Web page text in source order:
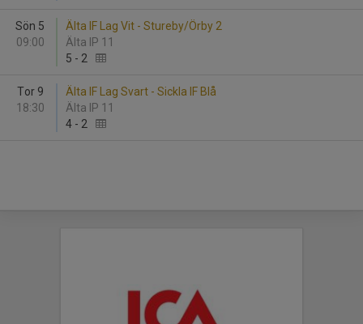
Sön 5
09:00
Älta IF Lag Vit - Stureby/Örby 2
Älta IP 11
5 - 2
Tor 9
18:30
Älta IF Lag Svart - Sickla IF Blå
Älta IP 11
4 - 2